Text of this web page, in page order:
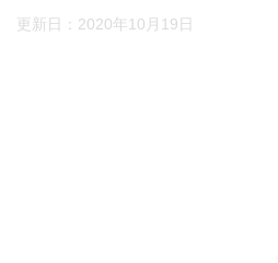
更新日： 2020年10月19日